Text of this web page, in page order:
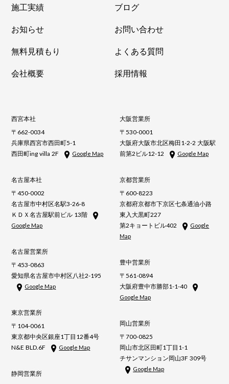
施工実績
ブログ
お知らせ
お問い合わせ
無料見積もり
よくある質問
会社概要
採用情報
西宮本社
〒662-0034
兵庫県西宮市西田町5-1
西田町ing villa 2F
Google Map
名古屋本社
〒450-0002
名古屋市中村区名駅3-26-8
ＫＤＸ名古屋駅前ビル 13階
Google Map
名古屋営業所
〒453-0863
愛知県名古屋市中村区八社2-195
Google Map
東京営業所
〒104-0061
東京都中央区銀座1丁目12番4号
N&E BLD.6F
Google Map
静岡営業所
大阪営業所
〒530-0001
大阪府大阪市北区梅田1-2-2 大阪駅
前第2ビル12-12
Google Map
京都営業所
〒600-8223
京都府京都市下京区七条通油小路
東入大黒町227
第2キョートビル402
Google
Map
豊中営業所
〒561-0894
大阪府豊中市勝部1-1-40
Google Map
岡山営業所
〒700-0825
岡山市北区田町1丁目1-1
チサンマンション岡山3F 309号
Google Map